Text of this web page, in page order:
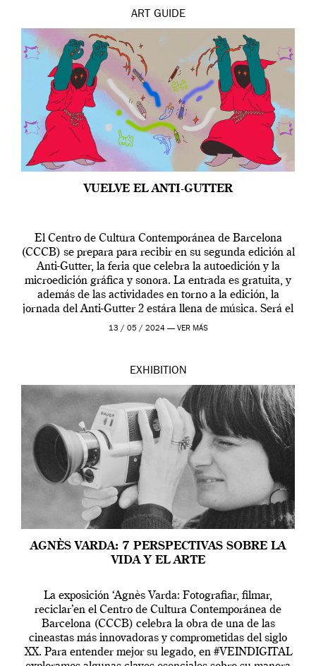
ART GUIDE
VUELVE EL ANTI-GUTTER
El Centro de Cultura Contemporánea de Barcelona
(CCCB) se prepara para recibir en su segunda edición al
Anti-Gutter, la feria que celebra la autoedición y la
microedición gráfica y sonora. La entrada es gratuita, y
además de las actividades en torno a la edición, la
jornada del Anti-Gutter 2 estára llena de música. Será el
[…]
13 / 05 / 2024 — VER MÁS
EXHIBITION
AGNÈS VARDA: 7 PERSPECTIVAS SOBRE LA
VIDA Y EL ARTE
La exposición ‘Agnès Varda: Fotografiar, filmar,
reciclar’en el Centro de Cultura Contemporánea de
Barcelona (CCCB) celebra la obra de una de las
cineastas más innovadoras y comprometidas del siglo
XX. Para entender mejor su legado, en #VEINDIGITAL